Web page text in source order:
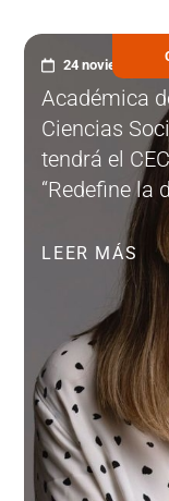
24 noviembre,
Académica
Ciencias
tendrá el
“Redefine la
LEER MÁS